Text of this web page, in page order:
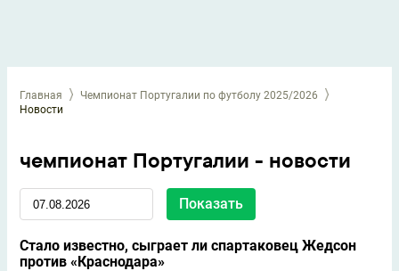
Главная
Чемпионат Португалии по футболу 2025/2026
Новости
чемпионат Португалии - новости
Стало известно, сыграет ли спартаковец Жедсон
против «Краснодара»